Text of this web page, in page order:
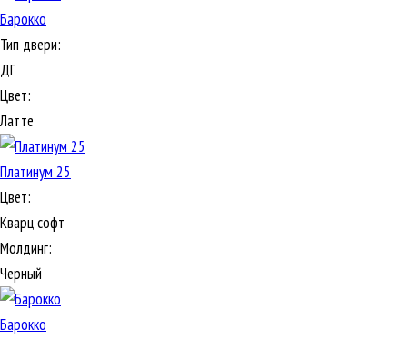
Барокко
Тип двери:
ДГ
Цвет:
Латте
Платинум 25
Цвет:
Кварц софт
Молдинг:
Черный
Барокко